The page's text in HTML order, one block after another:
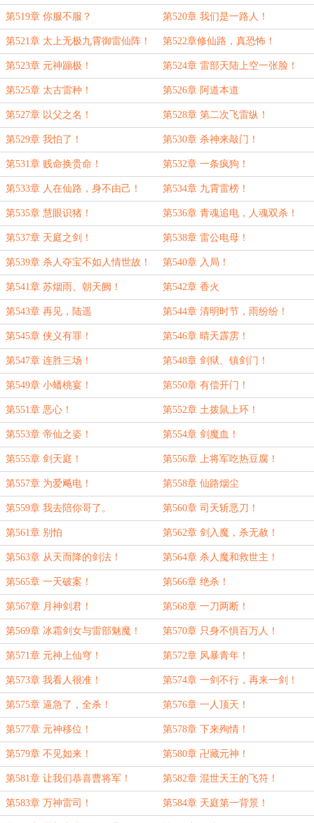
第519章 你服不服？ 第520章 我们是一路人！
第521章 太上无极九霄御雷仙阵！ 第522章修仙路，真恐怖！
第523章 元神蹦极！ 第524章 雷部天陆上空一张脸！
第525章 太古雷种！ 第526章 阿道本道
第527章 以父之名！ 第528章 第二次飞雷纵！
第529章 我怕了！ 第530章 杀神来敲门！
第531章 贱命换贵命！ 第532章 一条疯狗！
第533章 人在仙路，身不由己！ 第534章 九霄雷榜！
第535章 慧眼识猪！ 第536章 青魂追电，人魂双杀！
第537章 天庭之剑！ 第538章 雷公电母！
第539章 杀人夺宝不如人情世故！ 第540章 入局！
第541章 苏烟雨、朝天阙！ 第542章 香火
第543章 再见，陆遥 第544章 清明时节，雨纷纷！
第545章 侠义有罪！ 第546章 晴天霹雳！
第547章 连胜三场！ 第548章 剑狱、镇剑门！
第549章 小蟠桃宴！ 第550章 有偿开门！
第551章 恶心！ 第552章 土拨鼠上环！
第553章 帝仙之姿！ 第554章 剑魔血！
第555章 剑天庭！ 第556章 上将军吃热豆腐！
第557章 为爱飚电！ 第558章 仙路烟尘
第559章 我去陪你哥了。 第560章 司天斩恶刀！
第561章 别怕 第562章 剑入魔，杀无赦！
第563章 从天而降的剑法！ 第564章 杀人魔和救世主！
第565章 一天破案！ 第566章 绝杀！
第567章 月神剑君！ 第568章 一刀两断！
第569章 冰霜剑女与雷部魅魔！ 第570章 只身不惧百万人！
第571章 元神上仙穹！ 第572章 风暴青年！
第573章 我看人很准！ 第574章 一剑不行，再来一剑！
第575章 逼急了，全杀！ 第576章 一人顶天！
第577章 元神移位！ 第578章 下来殉情！
第579章 不见如来！ 第580章 卍藏元神！
第581章 让我们恭喜曹将军！ 第582章 混世天王的飞符！
第583章 万神雷司！ 第584章 天庭第一背景！